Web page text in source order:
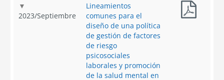
2023/Septiembre
Lineamientos
comunes para el
diseño de una política
de gestión de factores
de riesgo
psicosociales
laborales y promoción
de la salud mental en